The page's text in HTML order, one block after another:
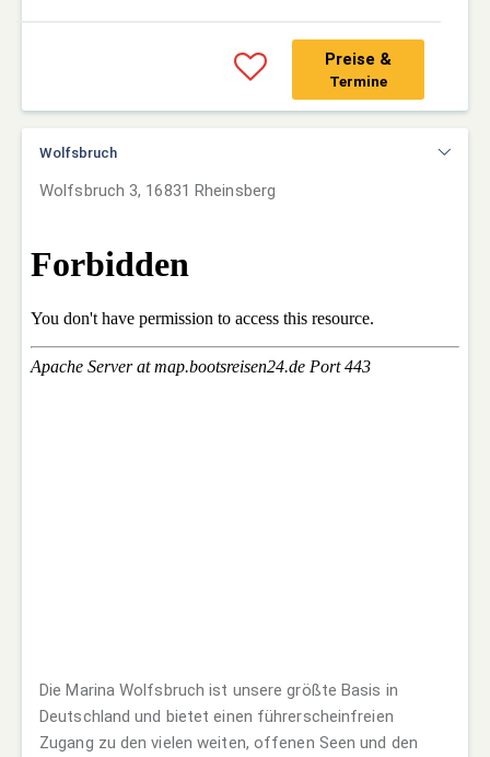
Preise &
Termine
Wolfsbruch
Wolfsbruch 3, 16831 Rheinsberg
Die Marina Wolfsbruch ist unsere größte Basis in
Deutschland und bietet einen führerscheinfreien
Zugang zu den vielen weiten, offenen Seen und den